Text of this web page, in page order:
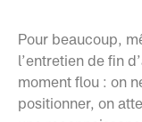
Pour beaucoup,
l’entretien de fin
moment flou : on
positionner, on